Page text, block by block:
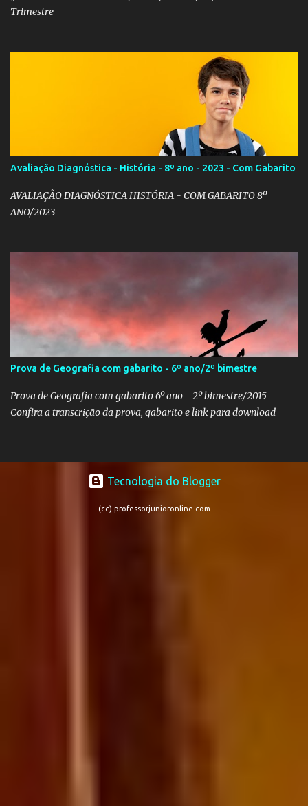
Trimestre
Avaliação Diagnóstica - História - 8º ano - 2023 - Com Gabarito
AVALIAÇÃO DIAGNÓSTICA HISTÓRIA - COM GABARITO 8º
ANO/2023
Prova de Geografia com gabarito - 6º ano/2º bimestre
Prova de Geografia com gabarito 6º ano - 2º bimestre/2015
Confira a transcrição da prova, gabarito e link para download
Tecnologia do Blogger
(cc) professorjunioronline.com